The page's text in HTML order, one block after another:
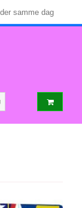
samme dag